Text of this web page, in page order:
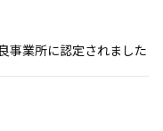
事業所に認定されました